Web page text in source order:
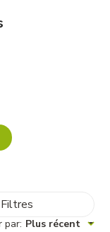
Filtres
par: Plus récent